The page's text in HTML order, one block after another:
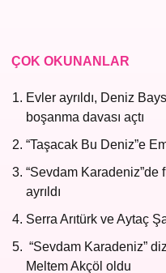
ÇOK OKUNANLAR
Evler ayrıldı, Deniz
boşanma davası açtı
“Taşacak Bu Deniz”e
“Sevdam
ayrıldı
Serra Arıtürk ve Aytaç
“Sevdam Karadeniz”
Meltem Akçöl oldu